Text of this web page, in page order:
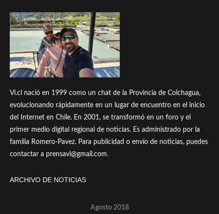
Vi.cl nació en 1999 como un chat de la Provincia de Colchagua,
evolucionando rápidamente en un lugar de encuentro en el inicio
del Internet en Chile. En 2001, se transformó en un foro y el
primer medio digital regional de noticias. Es administrado por la
familia Romero-Pavez. Para publicidad o envío de noticias, puedes
contactar a prensavi@gmail.com.
ARCHIVO DE NOTICIAS
Agosto 2018